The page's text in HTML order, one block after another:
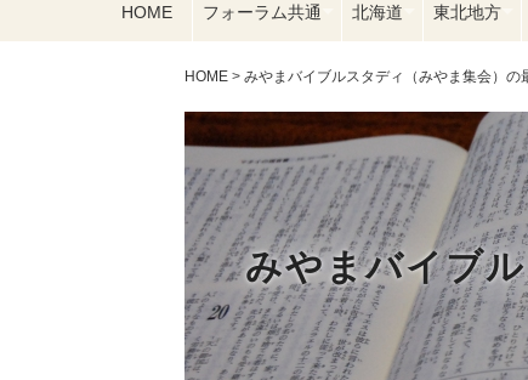
HOME フォーラム共通 北海道 東北地方
HOME > みやまバイブルスタディ（みやま集会）の
みやまバイブ